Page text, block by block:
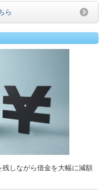
ら
しながら借金を大幅に減額